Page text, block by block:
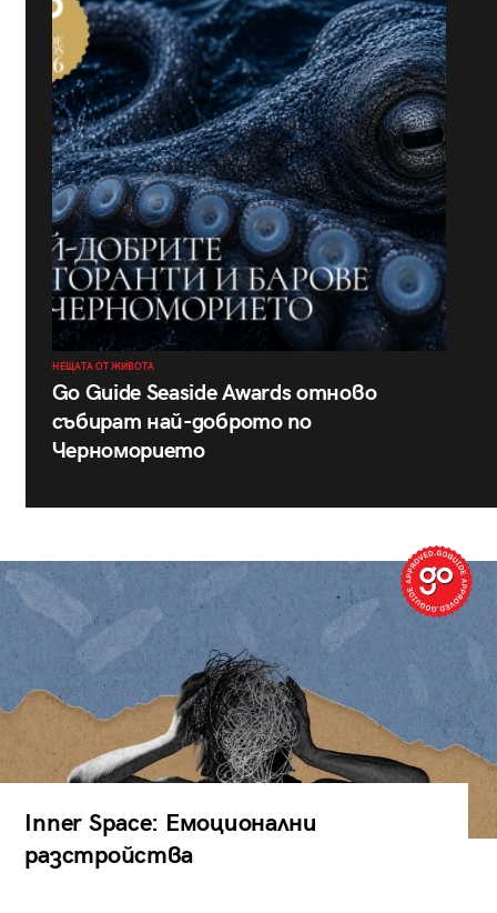
НЕЩАТА ОТ ЖИВОТА
Go Guide Seaside Awards отново
събират най-доброто по
Черноморието
Inner Space: Емоционални
разстройства